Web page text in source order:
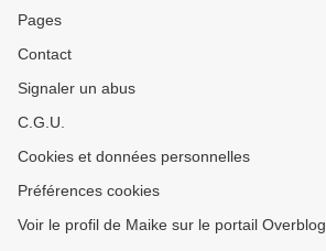
Pages
Contact
Signaler un abus
C.G.U.
Cookies et données personnelles
Préférences cookies
Voir le profil de Maike sur le portail Overblog